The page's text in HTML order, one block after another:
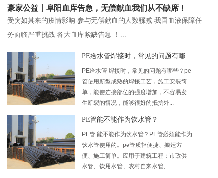
豪家公益丨阜阳血库告急，无偿献血我们从不缺席！
受突如其来的疫情影响 参与无偿献血的人数骤减 我国血液保障任
务面临严重挑战 各大血库紧缺告急 ！...
PE给水管焊接时，常见的问题有哪些？
PE给水管 焊接时，常见的问题有哪些？pe
管使用新型成熟的焊接工艺，施工安装简
单，能使连接部位的强度增加，不容易发
生断裂的情况，能够很好的抵抗外...
PE管能不能作为饮水管？
PE管 能不能作为饮水管？PE管必须能作为
饮水管使用的。pe管质轻便捷、搬运方
便、施工简单。应用于建筑工程：市政供
水管、饮用水管、农村自来水管、...